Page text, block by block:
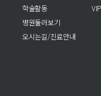
학술활동
병원둘러보기
오시는길/진료안내